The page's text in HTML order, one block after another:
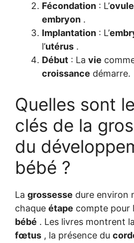
Fécondation : L’ovule
embryon .
Implantation : L’
l’utérus .
Début : La vie
croissance démarre.
Quelles sont
clés de la
du
bébé ?
La grossesse dure environ
chaque étape compte pour
bébé . Les livres montrent la
fœtus , la présence du